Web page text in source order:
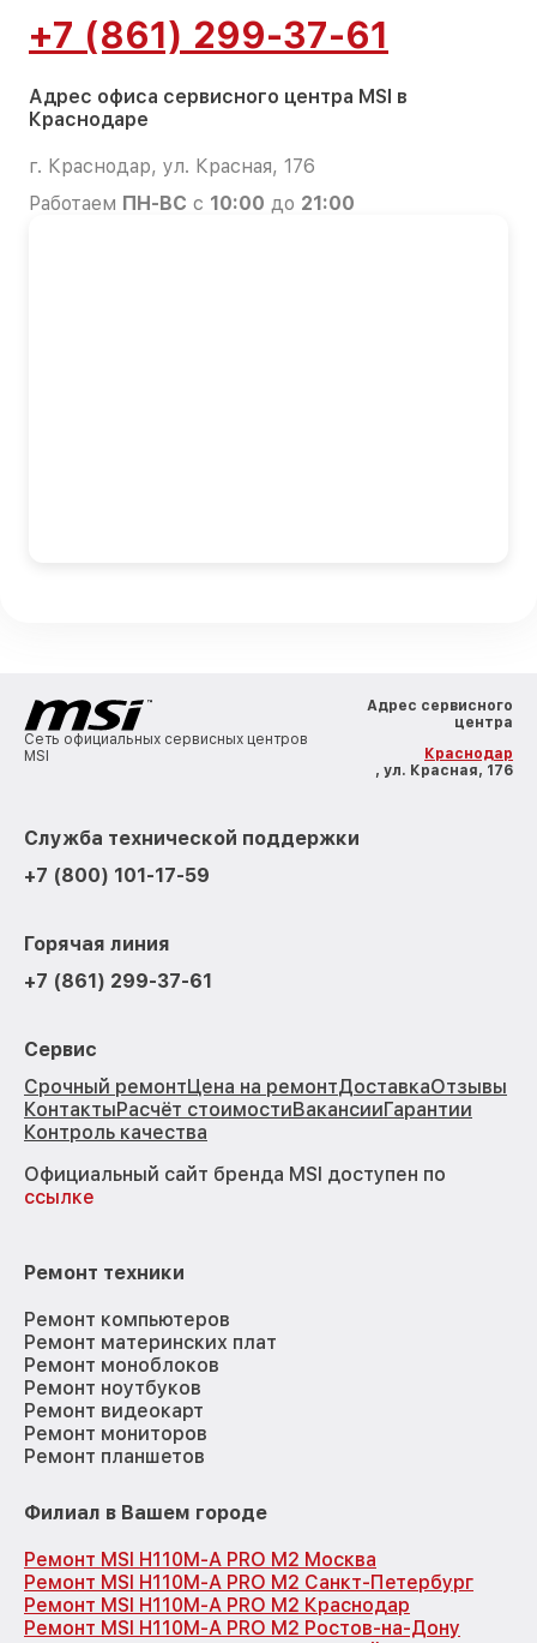
+7 (861) 299-37-61
Адрес офиса сервисного центра MSI в
Краснодаре
г. Краснодар, ул. Красная, 176
Работаем ПН-ВС с 10:00 до 21:00
Сеть официальных сервисных центров
MSI
Адрес сервисного
центра
Краснодар
, ул. Красная, 176
Служба технической поддержки
+7 (800) 101-17-59
Горячая линия
+7 (861) 299-37-61
Сервис
Срочный ремонтЦена на ремонтДоставкаОтзывы
КонтактыРасчёт стоимостиВакансииГарантии
Контроль качества
Официальный сайт бренда MSI доступен по
ссылке
Ремонт техники
Ремонт компьютеров
Ремонт материнских плат
Ремонт моноблоков
Ремонт ноутбуков
Ремонт видеокарт
Ремонт мониторов
Ремонт планшетов
Филиал в Вашем городе
Ремонт MSI H110M-A PRO M2 Москва
Ремонт MSI H110M-A PRO M2 Санкт-Петербург
Ремонт MSI H110M-A PRO M2 Краснодар
Ремонт MSI H110M-A PRO M2 Ростов-на-Дону